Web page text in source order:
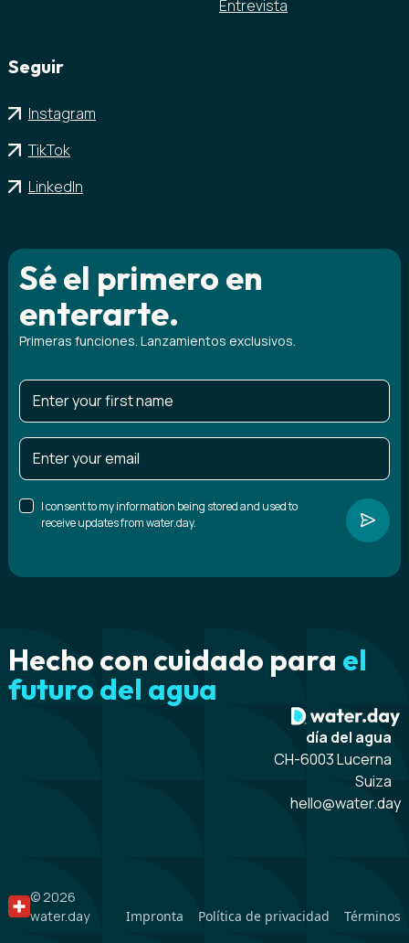
Entrevista
Seguir
Instagram
TikTok
LinkedIn
Sé el primero en
enterarte.
Primeras funciones. Lanzamientos exclusivos.
I consent to my information being stored and used to
receive updates from water.day.
Hecho con cuidado para el
futuro del agua
día del agua
CH-6003 Lucerna
Suiza
hello@water.day
© 2026
water.day
Impronta Política de privacidad Términos